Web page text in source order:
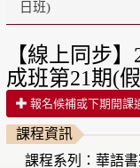
日班)
【線上同步
成班第21期(
報名候補或下期開課
課程資訊
課程系列：華語書